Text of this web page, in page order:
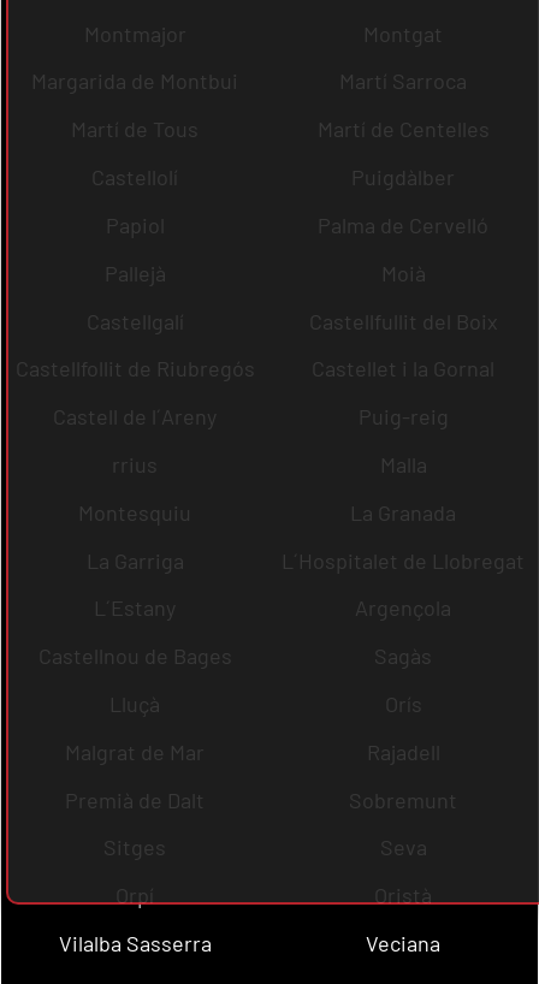
Montmajor
Montgat
Margarida de Montbui
Martí Sarroca
Martí de Tous
Martí de Centelles
Castellolí
Puigdàlber
Papiol
Palma de Cervelló
Pallejà
Moià
Castellgalí
Castellfullit del Boix
Castellfollit de Riubregós
Castellet i la Gornal
Castell de l´Areny
Puig-reig
rrius
Malla
Montesquiu
La Granada
La Garriga
L´Hospitalet de Llobregat
L´Estany
Argençola
Castellnou de Bages
Sagàs
Lluçà
Orís
Malgrat de Mar
Rajadell
Premià de Dalt
Sobremunt
Sitges
Seva
Orpí
Oristà
Vilalba Sasserra
Veciana